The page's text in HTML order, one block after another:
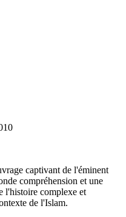
captivant de l'éminent
compréhension et une
l'histoire complexe et
de l'Islam.